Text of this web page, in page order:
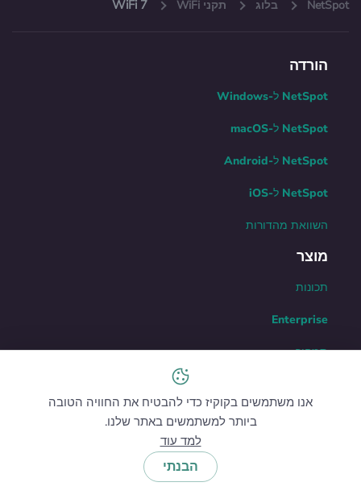
NetSpot בלוג תקני WiFi WiFi 7
הורדה
NetSpot ל-Windows
NetSpot ל-macOS
NetSpot ל-Android
NetSpot ל-iOS
השוואת מהדורות
מוצר
תכונות
Enterprise
תמחור
ניסיוןאנו משתמשים בקוקיז כדי להבטיח את החוויה הטובה
ביותר למשתמשים באתר שלנו.
למד עוד
הבנתי